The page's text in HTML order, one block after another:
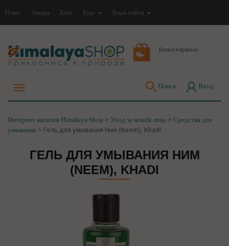
О нас Акции Блог Еще Язык сайта
Ваша корзина
Поиск Вход
Интернет магазин Himalaya Shop > Уход за кожей лица > Средства для
умывания > Гель для умывания Ним (Neem), Khadi
ГЕЛЬ ДЛЯ УМЫВАНИЯ НИМ
(NEEM), KHADI